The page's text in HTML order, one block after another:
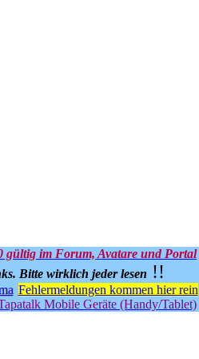
gültig im Forum, Avatare und Portal
Bitte wirklich jeder lesen !!
Fehlermeldungen kommen hier rein
Mobile Geräte (Handy/Tablet)